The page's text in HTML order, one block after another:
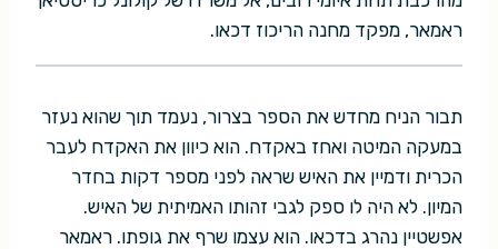
ראמאר, מפקד מחנה הריכוז דכאו.
תבור הניח מחדש את הספר בצרור, נעמד תוך שהוא נעזר
במעקה המיטה ואחז באקדח. הוא כיוון את האקדח לעבר
הכרית ודמיין את האיש שראה לפני מספר דקות בחדר
המיון. לא היה לו ספק לגבי זהותו האמיתית של האיש.
אפשטיין נהרג בדכאו. הוא עצמו שרף את גופתו. ראמאר